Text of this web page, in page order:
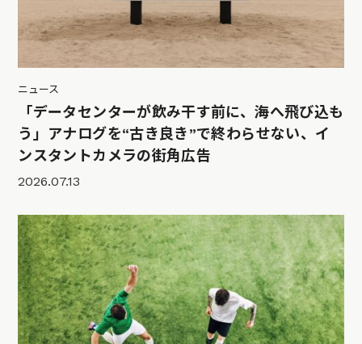
ニュース
「データセンターが飲み干す前に、海へ飛び込も
う」アナログを“古き良き”で終わらせない、イ
ンスタントカメラの街角広告
2026.07.13